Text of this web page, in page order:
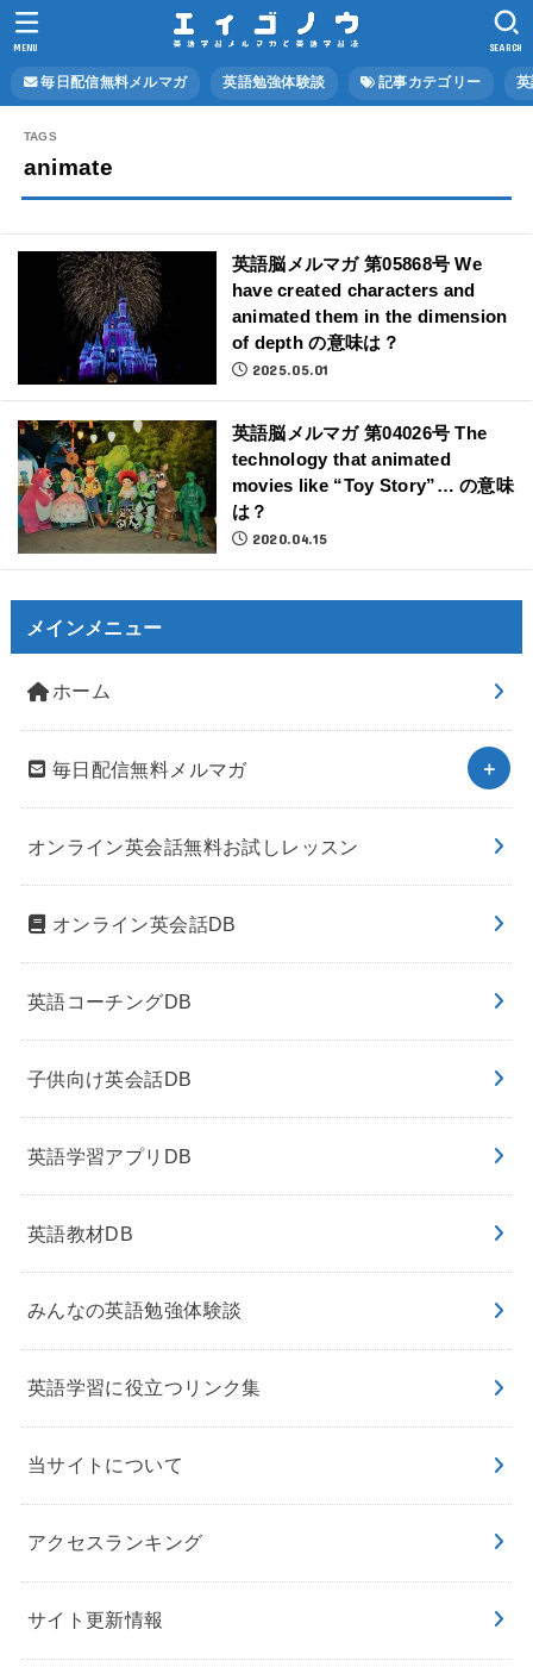
毎日配信無料メルマガ 英語勉強体験談 記事カテゴリー
SEARCH
MENU
animate
英語脳メルマガ 第05868号 We
have created characters and
animated them in the dimension
of depth の意味は？
2025.05.01
英語脳メルマガ 第04026号 The
technology that animated
movies like “Toy Story”… の意味
は？
2020.04.15
メインメニュー
ホーム
毎日配信無料メルマガ
オンライン英会話無料お試しレッスン
オンライン英会話DB
英語コーチングDB
子供向け英会話DB
英語学習アプリDB
英語教材DB
みんなの英語勉強体験談
英語学習に役立つリンク集
当サイトについて
アクセスランキング
サイト更新情報